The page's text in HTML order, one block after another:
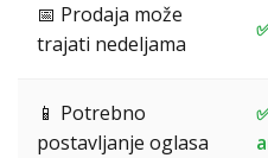
📅 Prodaja može
trajati nedeljama
📱 Potrebno
postavljanje oglasa